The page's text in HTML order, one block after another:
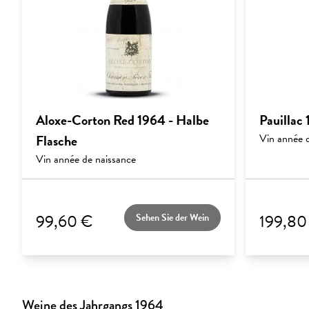
Aloxe-Corton Red 1964 - Halbe
Flasche
Vin année de naissance
99,60 € Sehen Sie der Wein
Pauillac
Vin année